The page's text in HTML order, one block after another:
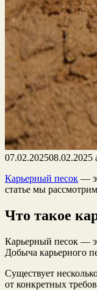
07.02.202508.02.2025
Карьерный песок —
статье мы
Что такое
Карьерный песок —
Добыча карьерного
Существует
от конкретных